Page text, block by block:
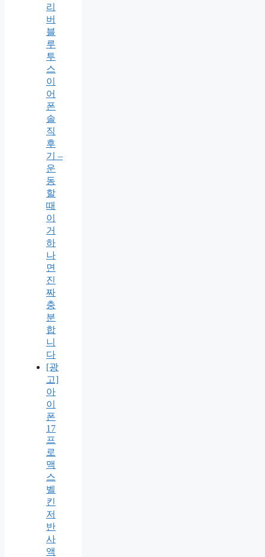
리
버
블
루
투
스
이
어
폰
솔
직
후
기 –
운
동
할
때
이
거
하
나
면
진
짜
충
분
합
니
다
[광
고]
아
이
폰
17
프
로
맥
스
벨
킨
저
반
사
액